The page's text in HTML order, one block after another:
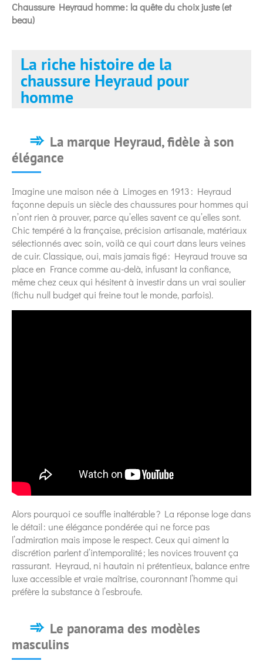
Chaussure Heyraud homme : la quête du choix juste (et
beau)
La riche histoire de la
chaussure Heyraud pour
homme
La marque Heyraud, fidèle à son
élégance
Imagine une maison née à Limoges en 1913 : Heyraud
façonne depuis un siècle des chaussures pour hommes qui
n’ont rien à prouver, parce qu’elles savent ce qu’elles sont.
Chic tempéré à la française, précision artisanale, matériaux
sélectionnés avec soin, voilà ce qui court dans leurs veines
de cuir. Classique, oui, mais jamais figé : Heyraud trouve sa
place en France comme au-delà, infusant la confiance,
même chez ceux qui hésitent à investir dans un vrai soulier
(fichu null budget qui freine tout le monde, parfois).
Alors pourquoi ce souffle inaltérable ? La réponse loge dans
le détail : une élégance pondérée qui ne force pas
l’admiration mais impose le respect. Ceux qui aiment la
discrétion parlent d’intemporalité ; les novices trouvent ça
rassurant. Heyraud, ni hautain ni prétentieux, balance entre
luxe accessible et vraie maîtrise, couronnant l’homme qui
préfère la substance à l’esbroufe.
Le panorama des modèles
masculins